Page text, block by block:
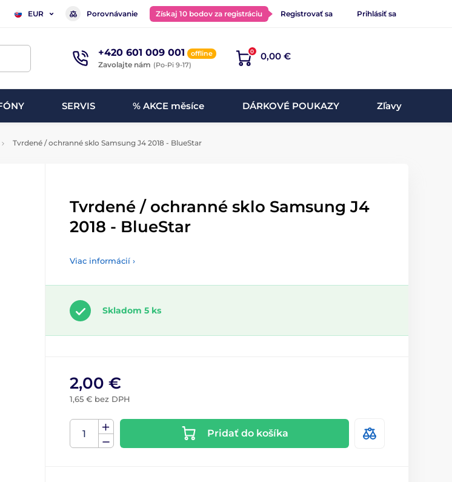
EUR Porovnávanie Získaj 10 bodov za registráciu Registrovať sa Prihlásiť sa
+420 601 009 001 offline
Zavolajte nám (Po-Pi 9-17)
0 0,00 €
SERVIS % AKCE měsíce DÁRKOVÉ POUKAZY Zľavy
Tvrdené / ochranné sklo Samsung J4 2018 - BlueStar
Tvrdené / ochranné sklo Samsung J4
2018 - BlueStar
Viac informácií ›
Skladom 5 ks
2,00 €
1,65 € bez DPH
Pridať do košíka